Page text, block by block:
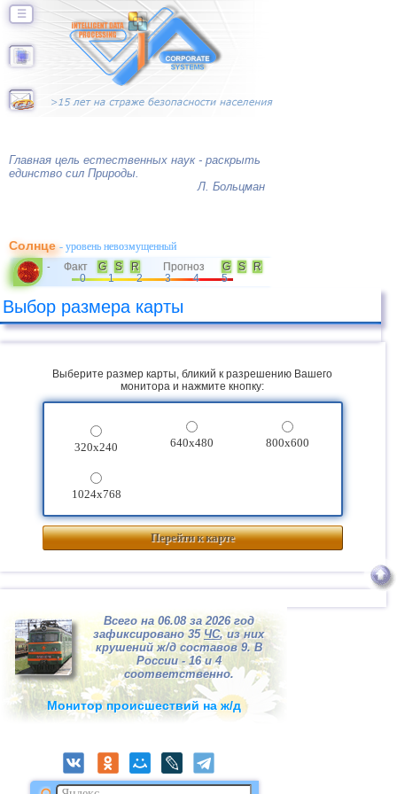
☰
Главная цель естественных наук - раскрыть
единство сил Природы.
Л. Больцман
Солнце- уровень невозмущенный
- Факт G S R Прогноз G S
R
0
1 2 3 4 5
Выбор размера карты
Выберите размер карты, бликий к разрешению Вашего
монитора и нажмите кнопку:
320x240 640x480 800x600
1024x768
Перейти к карте
Всего на 06.08 за 2026 год
зафиксировано 35ЧС, из них
крушений ж/д составов 9. В
России - 16 и 4
соответственно.
Монитор происшествий на ж/д